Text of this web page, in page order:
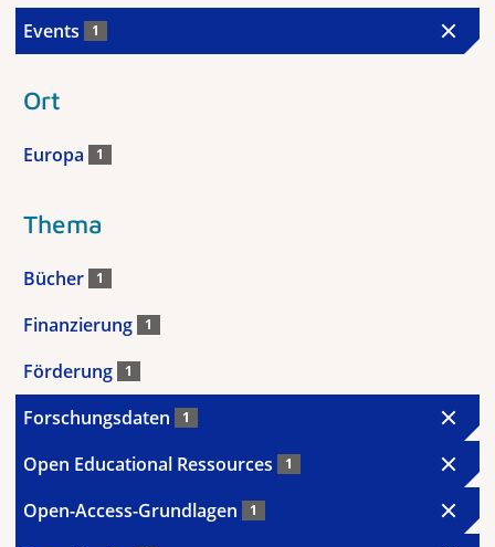
Events 1
Ort
Europa 1
Thema
Bücher 1
Finanzierung 1
Förderung 1
Forschungsdaten 1
Open Educational Ressources 1
Open-Access-Grundlagen 1